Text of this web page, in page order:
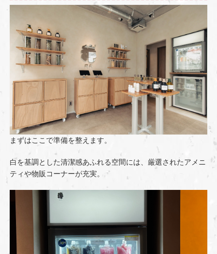
まずはここで準備を整えます。
白を基調とした清潔感あふれる空間には、厳選されたアメニ
ティや物販コーナーが充実。